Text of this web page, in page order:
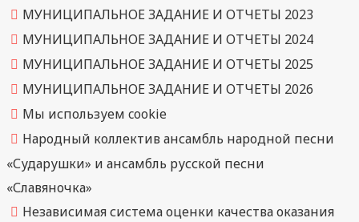
МУНИЦИПАЛЬНОЕ ЗАДАНИЕ И ОТЧЕТЫ 2023
МУНИЦИПАЛЬНОЕ ЗАДАНИЕ И ОТЧЕТЫ 2024
МУНИЦИПАЛЬНОЕ ЗАДАНИЕ И ОТЧЕТЫ 2025
МУНИЦИПАЛЬНОЕ ЗАДАНИЕ И ОТЧЕТЫ 2026
Мы используем cookie
Народный коллектив ансамбль народной песни
«Сударушки» и ансамбль русской песни
«Славяночка»
Независимая система оценки качества оказания